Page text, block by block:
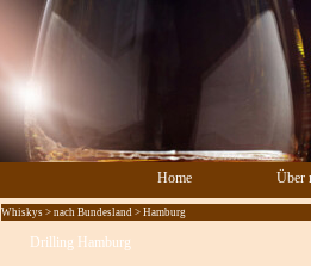
Home Über
Whiskys > nach Bundesland > Hamburg
Drilling Hamburg